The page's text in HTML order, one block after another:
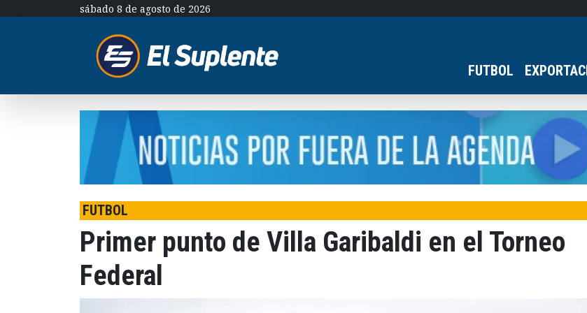
sábado 8 de agosto de 2026
FUTBOL
FUTBOL
Primer punto de Villa Garibaldi en el Torneo
Federal